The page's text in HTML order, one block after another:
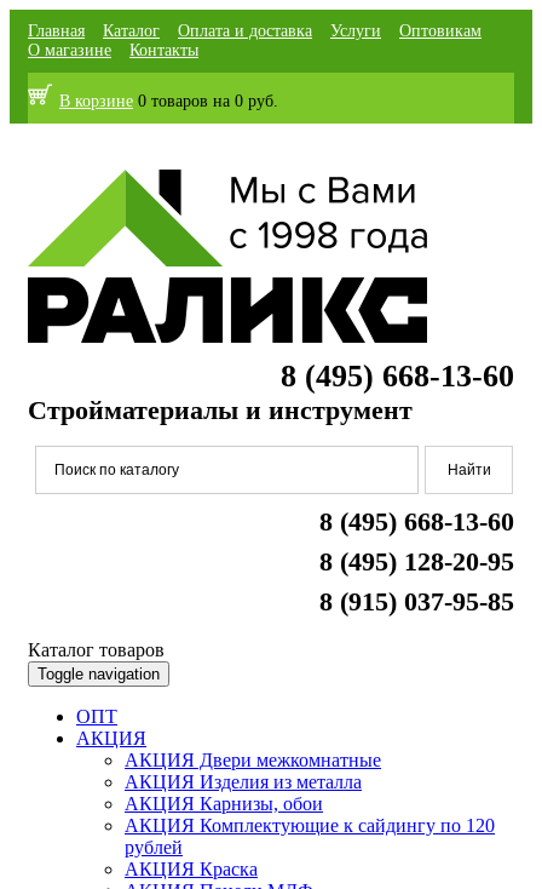
Главная Каталог Оплата и доставка Услуги
Оптовикам
О магазине
Контакты
В корзине 0 товаров на 0 руб.
8 (495) 668-13-60
Стройматериалы и инструмент
8 (495) 668-13-60
8 (495) 128-20-95
8 (915) 037-95-85
Каталог товаров
Toggle navigation
ОПТ
АКЦИЯ
АКЦИЯ Двери межкомнатные
АКЦИЯ Изделия из металла
АКЦИЯ Карнизы, обои
АКЦИЯ Комплектующие к сайдингу по 120
рублей
АКЦИЯ Краска